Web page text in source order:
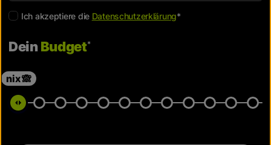
Ich akzeptiere die Datenschutzerklärung*
DeinBudget*
nix 🙈